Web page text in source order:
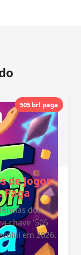
505 brl paga
de Jogos:
Paga
dos
chave '505
em 2026.